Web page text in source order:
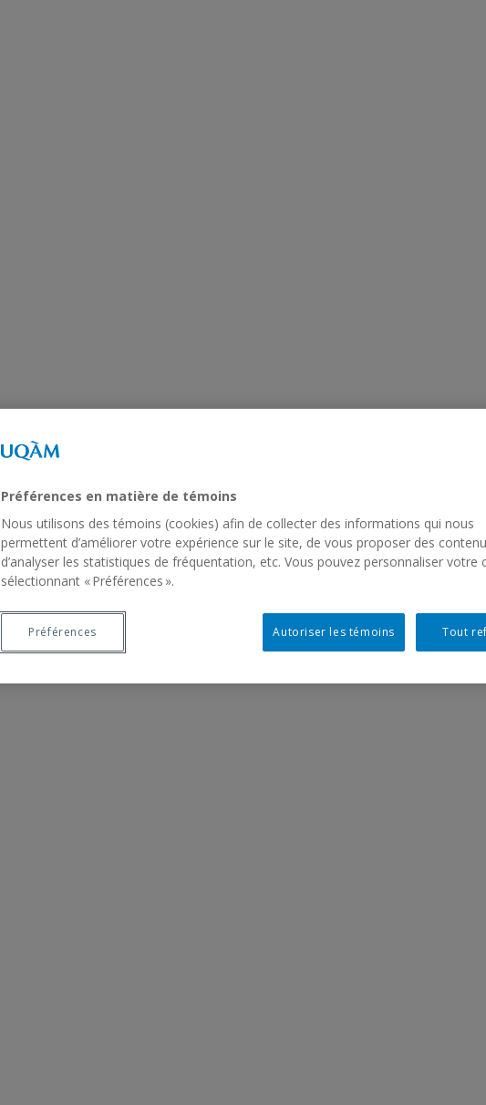
Préférences en matière de témoins
Nous utilisons des témoins (cookies) afin de collecter des informations qui nous
permettent d’améliorer votre expérience sur le site, de vous proposer des
d’analyser les statistiques de fréquentation, etc. Vous pouvez personnaliser votre
sélectionnant « Préférences ».
Tout
Autoriser les témoins
Préférences